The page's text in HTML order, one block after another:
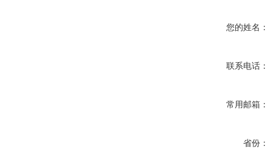
您的姓名：
联系电话：
常用邮箱：
省份：